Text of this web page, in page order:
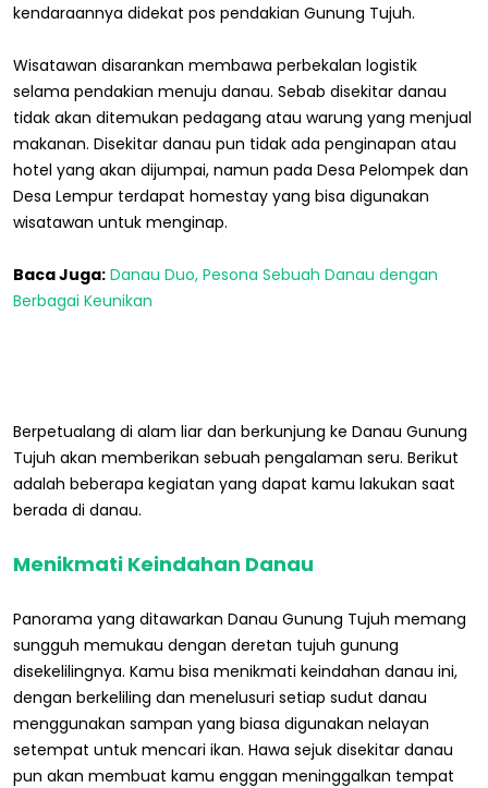
kendaraannya didekat pos pendakian Gunung Tujuh.
Wisatawan disarankan membawa perbekalan logistik
selama pendakian menuju danau. Sebab disekitar danau
tidak akan ditemukan pedagang atau warung yang menjual
makanan. Disekitar danau pun tidak ada penginapan atau
hotel yang akan dijumpai, namun pada Desa Pelompek dan
Desa Lempur terdapat homestay yang bisa digunakan
wisatawan untuk menginap.
Baca Juga: Danau Duo, Pesona Sebuah Danau dengan
Berbagai Keunikan
Berpetualang di alam liar dan berkunjung ke Danau Gunung
Tujuh akan memberikan sebuah pengalaman seru. Berikut
adalah beberapa kegiatan yang dapat kamu lakukan saat
berada di danau.
Menikmati Keindahan Danau
Panorama yang ditawarkan Danau Gunung Tujuh memang
sungguh memukau dengan deretan tujuh gunung
disekelilingnya. Kamu bisa menikmati keindahan danau ini,
dengan berkeliling dan menelusuri setiap sudut danau
menggunakan sampan yang biasa digunakan nelayan
setempat untuk mencari ikan. Hawa sejuk disekitar danau
pun akan membuat kamu enggan meninggalkan tempat